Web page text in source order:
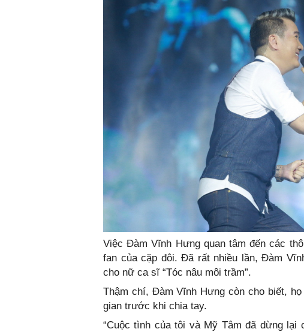
Việc Đàm Vĩnh Hưng quan tâm đến các
fan của cặp đôi. Đã rất nhiều lần, Đàm
cho nữ ca sĩ “Tóc nâu môi trầm”.
Thậm chí, Đàm Vĩnh Hưng còn cho biết,
gian trước khi chia tay.
“Cuộc tình của tôi và Mỹ Tâm đã dừng